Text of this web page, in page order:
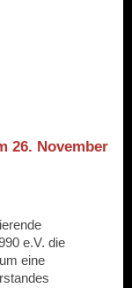
26. November
e.V. die
eine